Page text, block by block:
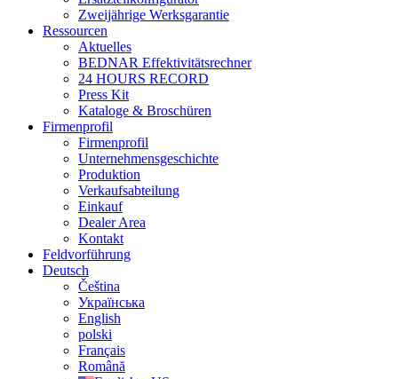
Zweijährige Werksgarantie
Ressourcen
Aktuelles
BEDNAR Effektivitätsrechner
24 HOURS RECORD
Press Kit
Kataloge & Broschüren
Firmenprofil
Firmenprofil
Unternehmensgeschichte
Produktion
Verkaufsabteilung
Einkauf
Dealer Area
Kontakt
Feldvorführung
Deutsch
Čeština
Українська
English
polski
Français
Română